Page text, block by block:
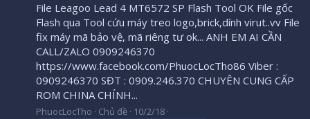
File Leagoo Lead 4 MT6572 SP Flash Tool OK File gốc
Flash qua Tool cứu máy treo logo,brick,dính virut..vv File
fix máy mã bảo vệ, mã riêng tư ok... ANH EM AI CẦN
CALL/ZALO 0909246370
https://www.facebook.com/PhuocLocTho86 Viber :
0909246370 SĐT : 0909.246.370 CHUYÊN CUNG CẤP
ROM CHINA CHÍNH...
PhuocLocTho Chủ đề 10/2/18